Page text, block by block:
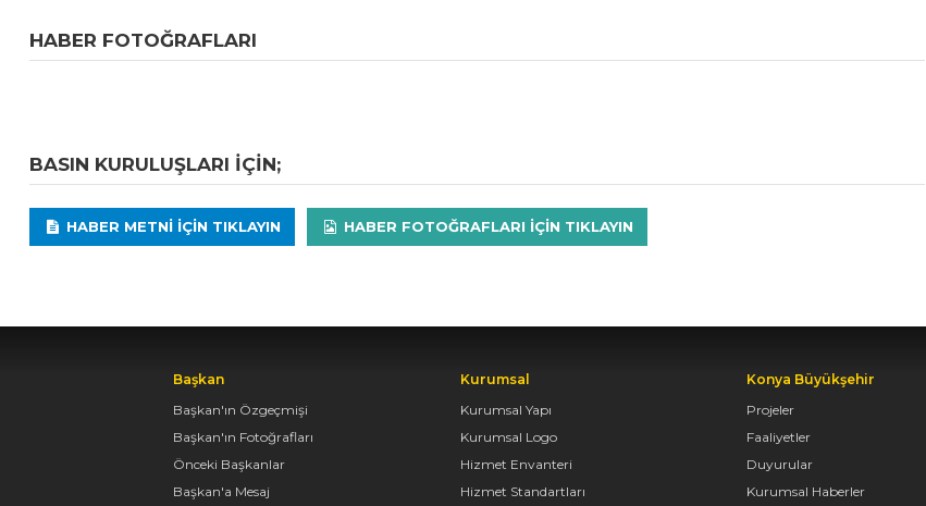
HABER FOTOĞRAFLARI
BASIN KURULUŞLARI IÇIN;
HABER METNI IÇIN TIKLAYIN HABER FOTOĞRAFLARI IÇIN TIKLAYIN
Başkan
Başkan'ın Özgeçmişi
Başkan'ın Fotoğrafları
Önceki Başkanlar
Başkan'a Mesaj
Kurumsal
Kurumsal Yapı
Kurumsal Logo
Hizmet Envanteri
Hizmet Standartları
Konya Büyükşehir
Projeler
Faaliyetler
Duyurular
Kurumsal Haberler